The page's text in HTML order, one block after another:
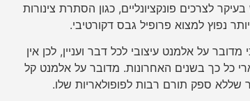
לצרכים פונקציונליים, כגון הסתרת צינורות
נפוץ למצוא פרופיל גבס דקורטיבי.
על אלמנט עיצובי לכל דבר ועניין, לכן אין
כל כך בשנים האחרונות. מדובר על אלמנט קל
שללא ספק תורם רבות לפופולאריות שלו.